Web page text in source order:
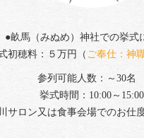
●畝馬（みぬめ）神社での挙式
初穂料：５万円（ ご奉仕：神
参列可能人数：～30名
挙式時間：10:00～15:00
サロン又は食事会場でのお仕